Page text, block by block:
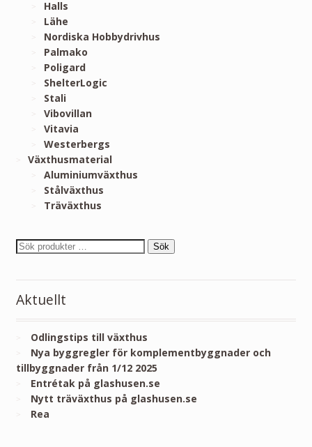
Halls
Lähe
Nordiska Hobbydrivhus
Palmako
Poligard
ShelterLogic
Stali
Vibovillan
Vitavia
Westerbergs
Växthusmaterial
Aluminiumväxthus
Stålväxthus
Träväxthus
Sök
Aktuellt
Odlingstips till växthus
Nya byggregler för komplementbyggnader och
tillbyggnader från 1/12 2025
Entrétak på glashusen.se
Nytt träväxthus på glashusen.se
Rea